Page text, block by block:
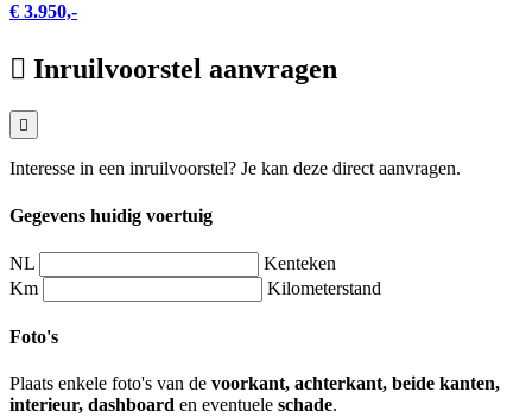
€ 3.950,-
Inruilvoorstel aanvragen
Interesse in een inruilvoorstel? Je kan deze direct aanvragen.
Gegevens huidig voertuig
NL
Kenteken
Km
Kilometerstand
Foto's
Plaats enkele foto's van de voorkant, achterkant, beide kanten,
interieur, dashboard en eventuele schade.